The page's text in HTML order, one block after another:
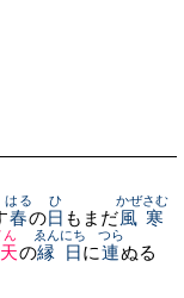
春
はる
の日
ひ
もまだ風
かぜ
寒
さむ
ん
の縁日
ゑんにち
に連
つら
ぬる